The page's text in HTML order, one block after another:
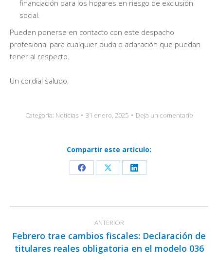
financiación para los hogares en riesgo de exclusión
social.
Pueden ponerse en contacto con este despacho
profesional para cualquier duda o aclaración que puedan
tener al respecto.
Un cordial saludo,
Categoría: Noticias 31 enero, 2025 Deja un comentario
Compartir este artículo:
Share
Facebook
Share
X
Share
LinkedIn
entre
publicaciones
ANTERIOR
Publicación
anterior:
Febrero trae cambios fiscales: Declaración de
titulares reales obligatoria en el modelo 036